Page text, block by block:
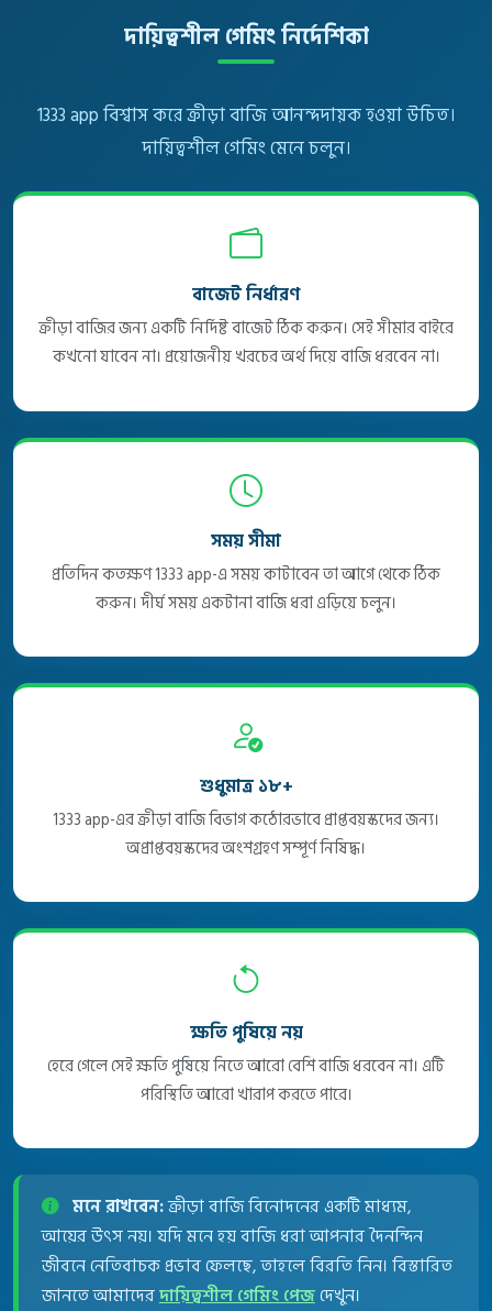
দায়িত্বশীল গেমিং নির্দেশিকা
1333 app বিশ্বাস করে ক্রীড়া বাজি আনন্দদায়ক হওয়া উচিত।
দায়িত্বশীল গেমিং মেনে চলুন।
বাজেট নির্ধারণ
ক্রীড়া বাজির জন্য একটি নির্দিষ্ট বাজেট ঠিক করুন। সেই সীমার বাইরে
কখনো যাবেন না। প্রয়োজনীয় খরচের অর্থ দিয়ে বাজি ধরবেন না।
সময় সীমা
প্রতিদিন কতক্ষণ 1333 app-এ সময় কাটাবেন তা আগে থেকে ঠিক
করুন। দীর্ঘ সময় একটানা বাজি ধরা এড়িয়ে চলুন।
শুধুমাত্র ১৮+
1333 app-এর ক্রীড়া বাজি বিভাগ কঠোরভাবে প্রাপ্তবয়স্কদের জন্য।
অপ্রাপ্তবয়স্কদের অংশগ্রহণ সম্পূর্ণ নিষিদ্ধ।
ক্ষতি পুষিয়ে নয়
হেরে গেলে সেই ক্ষতি পুষিয়ে নিতে আরো বেশি বাজি ধরবেন না। এটি
পরিস্থিতি আরো খারাপ করতে পারে।
মনে রাখবেন:ক্রীড়া বাজি বিনোদনের একটি মাধ্যম,
আয়ের উৎস নয়। যদি মনে হয় বাজি ধরা আপনার দৈনন্দিন
জীবনে নেতিবাচক প্রভাব ফেলছে, তাহলে বিরতি নিন। বিস্তারিত
জানতে আমাদেরদায়িত্বশীল গেমিং পেজদেখুন।